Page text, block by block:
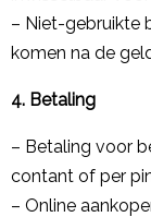
– Niet-gebruikte
komen na de
4. Betaling
– Betaling voor
contant of per
– Online